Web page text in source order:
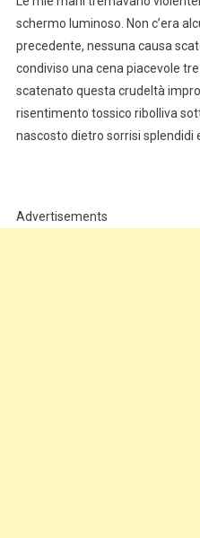
schermo luminoso. Non c’era
precedente, nessuna causa
condiviso una cena piacevole
scatenato questa crudeltà
risentimento tossico ribolliva
nascosto dietro sorrisi splendidi
Advertisements